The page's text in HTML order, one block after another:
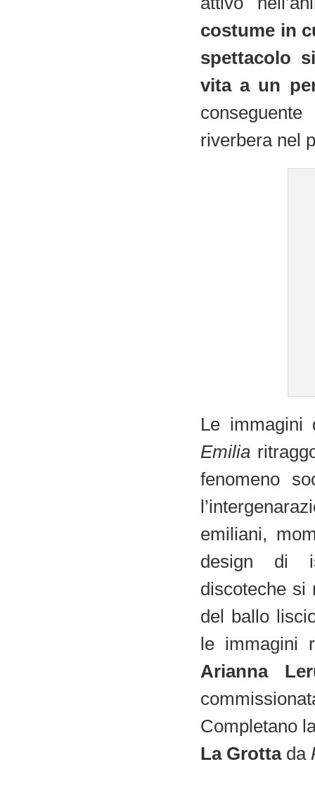
costume in
spettacolo
vita a un
riverbera nel
Le
Emilia
fenomeno
emiliani,
design di
discoteche si
del ballo
le immagini
Arianna
Completano
La Grottada